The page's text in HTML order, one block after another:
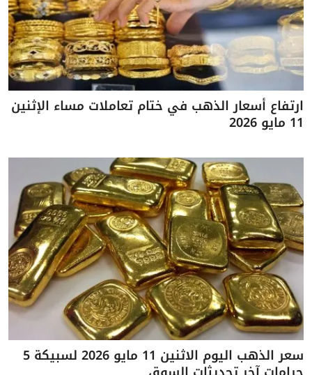
ارتفاع أسعار الذهب في ختام تعاملات مساء الإثنين
11 مايو 2026
سعر الذهب اليوم الاثنين 11 مايو 2026 لسبيكة 5